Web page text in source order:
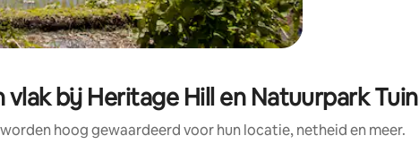
bij Heritage Hill en Natuurpark Tuin
hoog gewaardeerd voor hun locatie, netheid en meer.